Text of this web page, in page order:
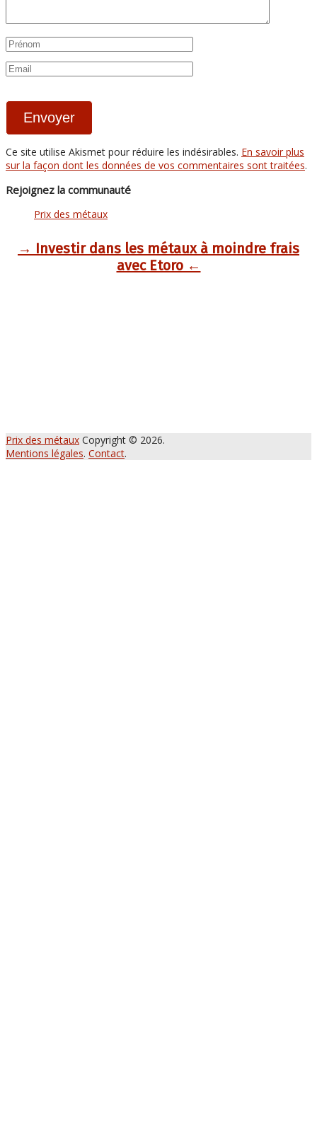
Ce site utilise Akismet pour réduire les indésirables. En savoir plus
sur la façon dont les données de vos commentaires sont traitées.
Rejoignez la communauté
Prix des métaux
→ Investir dans les métaux à moindre frais
avec Etoro ←
Prix des métaux Copyright © 2026.
Mentions légales. Contact.